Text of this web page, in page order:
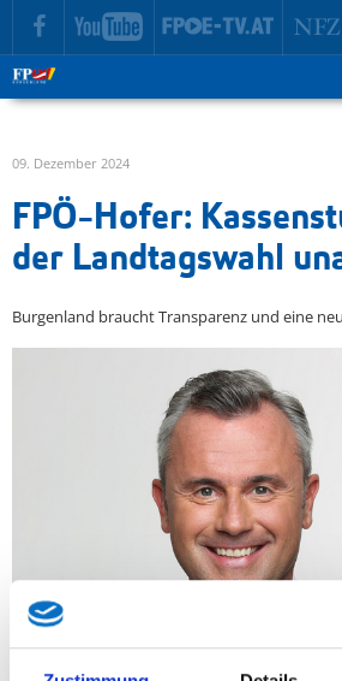
zur Hauptnavigation springen
zum Inhalt springen
09. Dezember 2024
FPÖ-Hofer:
der Landtagswahl
Burgenland braucht Transparenz und eine